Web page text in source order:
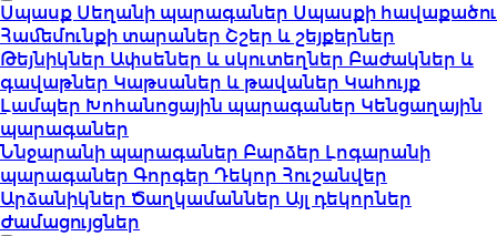
Սպասք Սեղանի պարագաներ Սպասքի հավաքածու
Համեմունքի տարաներ Շշեր և շեյքերներ
Թեյնիկներ Ափսեներ և սկուտեղներ Բաժակներ և
գավաթներ Կաթսաներ և թավաներ Կահույք
Լամպեր Խոհանոցային պարագաներ Կենցաղային
պարագաներ
Ննջարանի պարագաներ Բարձեր Լոգարանի
պարագաներ Գորգեր Դեկոր Հուշանվեր
Արձանիկներ Ծաղկամաններ Այլ դեկորներ
Ժամացույցներ